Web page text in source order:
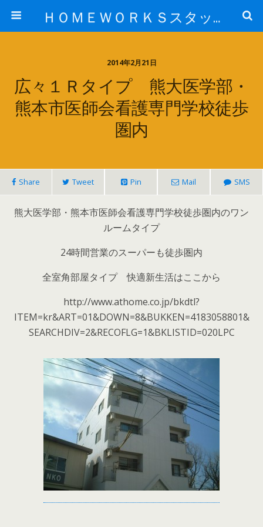
ＨＯＭＥＷＯＲＫＳスタッフ日記ブログ
2014年2月21日
広々１Ｒタイプ 熊大医学部・
熊本市医師会看護専門学校徒歩
圏内
Share Tweet Pin Mail SMS
熊大医学部・熊本市医師会看護専門学校徒歩圏内のワン
ルームタイプ
24時間営業のスーパーも徒歩圏内
全室角部屋タイプ 快適新生活はここから
http://www.athome.co.jp/bkdtl?
ITEM=kr&ART=01&DOWN=8&BUKKEN=4183058801&
SEARCHDIV=2&RECOFLG=1&BKLISTID=020LPC